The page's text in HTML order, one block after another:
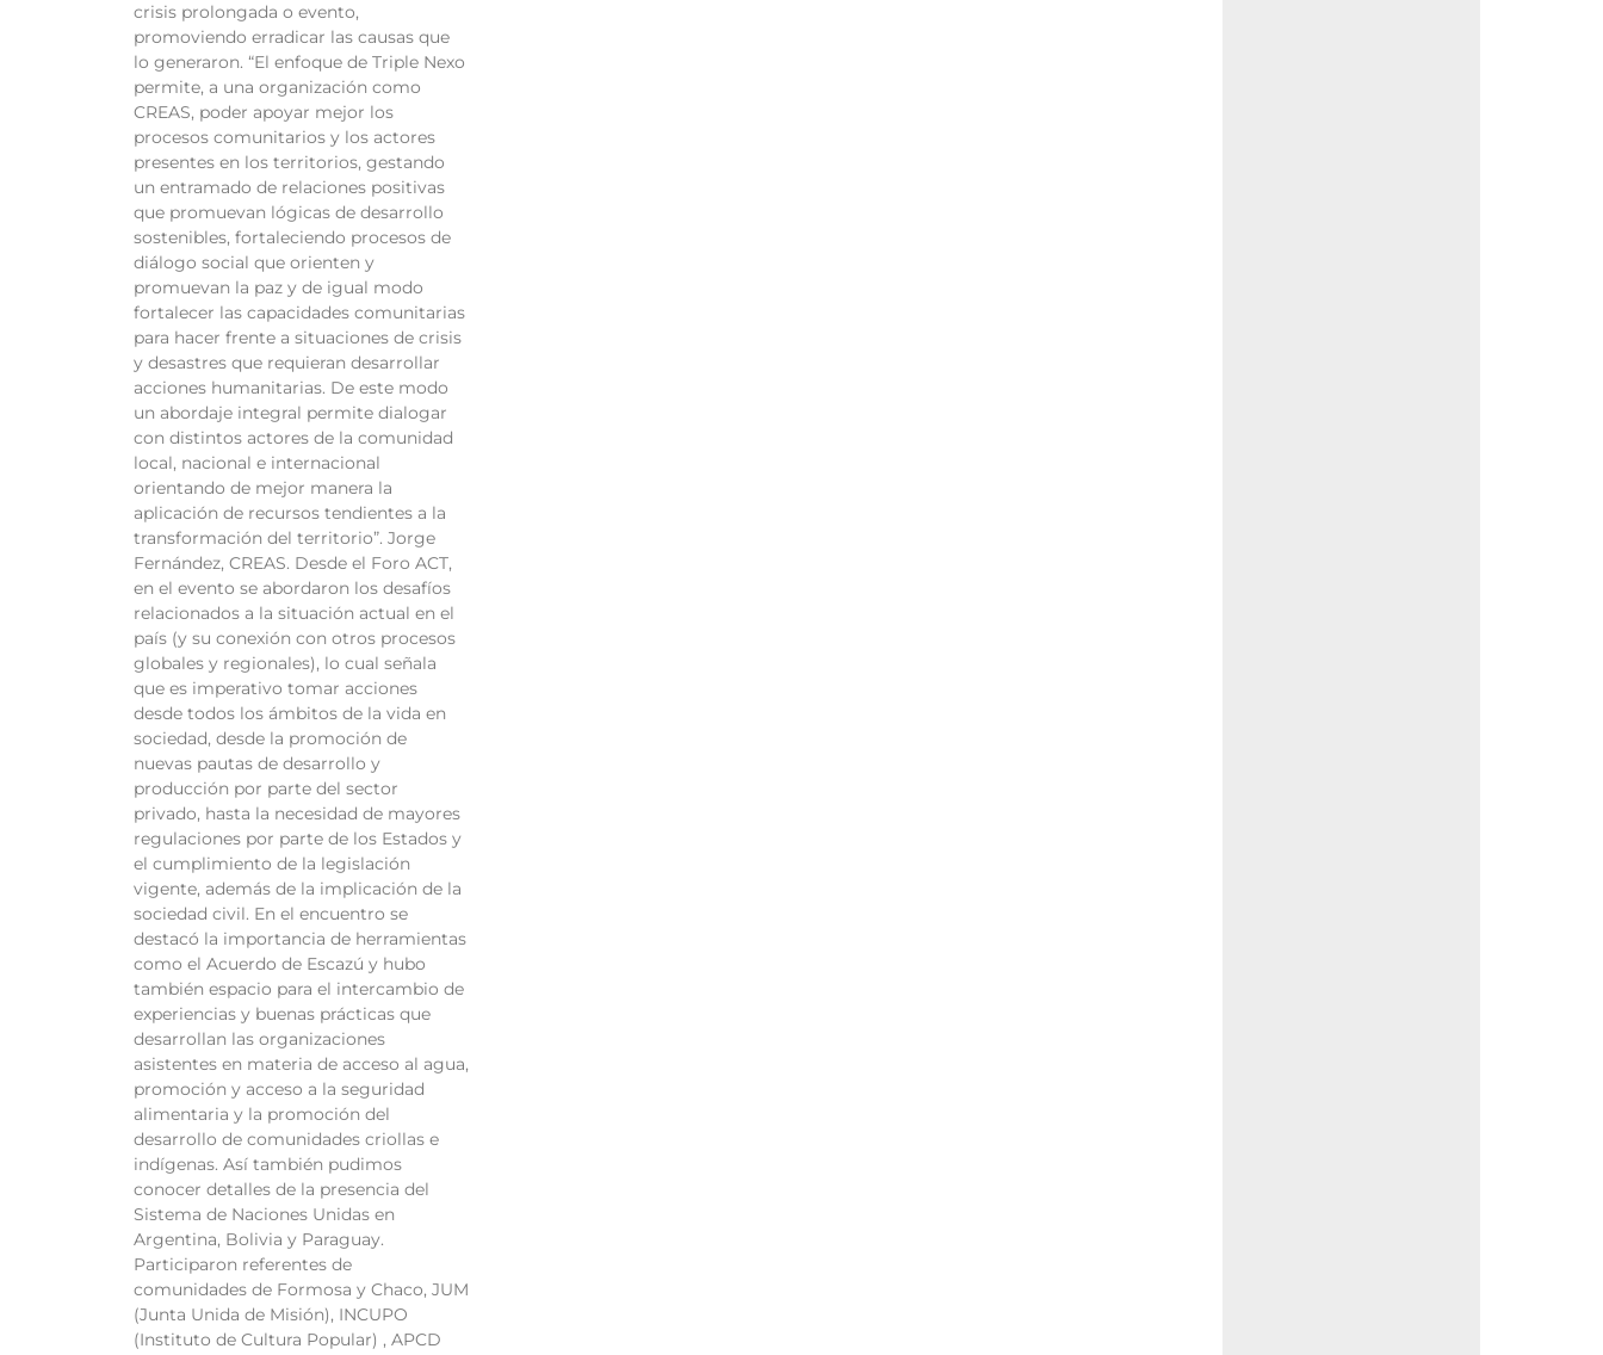
crisis prolongada o evento,
promoviendo erradicar las causas que
lo generaron. “El enfoque de Triple Nexo
permite, a una organización como
CREAS, poder apoyar mejor los
procesos comunitarios y los actores
presentes en los territorios, gestando
un entramado de relaciones positivas
que promuevan lógicas de desarrollo
sostenibles, fortaleciendo procesos de
diálogo social que orienten y
promuevan la paz y de igual modo
fortalecer las capacidades comunitarias
para hacer frente a situaciones de crisis
y desastres que requieran desarrollar
acciones humanitarias. De este modo
un abordaje integral permite dialogar
con distintos actores de la comunidad
local, nacional e internacional
orientando de mejor manera la
aplicación de recursos tendientes a la
transformación del territorio”. Jorge
Fernández, CREAS. Desde el Foro ACT,
en el evento se abordaron los desafíos
relacionados a la situación actual en el
país (y su conexión con otros procesos
globales y regionales), lo cual señala
que es imperativo tomar acciones
desde todos los ámbitos de la vida en
sociedad, desde la promoción de
nuevas pautas de desarrollo y
producción por parte del sector
privado, hasta la necesidad de mayores
regulaciones por parte de los Estados y
el cumplimiento de la legislación
vigente, además de la implicación de la
sociedad civil. En el encuentro se
destacó la importancia de herramientas
como el Acuerdo de Escazú y hubo
también espacio para el intercambio de
experiencias y buenas prácticas que
desarrollan las organizaciones
asistentes en materia de acceso al agua,
promoción y acceso a la seguridad
alimentaria y la promoción del
desarrollo de comunidades criollas e
indígenas. Así también pudimos
conocer detalles de la presencia del
Sistema de Naciones Unidas en
Argentina, Bolivia y Paraguay.
Participaron referentes de
comunidades de Formosa y Chaco, JUM
(Junta Unida de Misión), INCUPO
(Instituto de Cultura Popular) , APCD